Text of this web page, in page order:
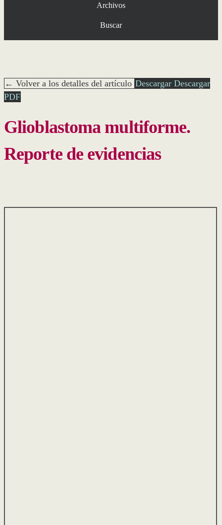
Archivos
Buscar
← Volver a los detalles del artículo Descargar Descargar
PDF
Glioblastoma multiforme.
Reporte de evidencias